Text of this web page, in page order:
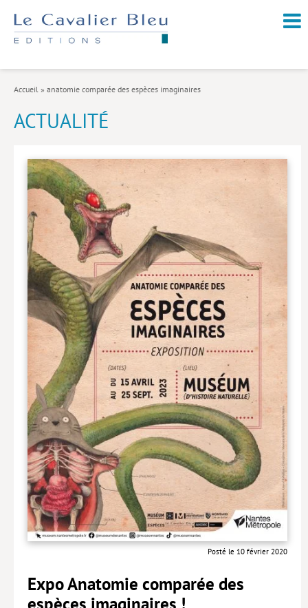
Histoire
Nature et environnement
Religions
Santé et médecine
Sciences
Livres poche
Index général des titres
>> Livres numériques <<
COLLECTIONS
Comment je suis devenu
Convergences
eDDen
Espèces
Figure[s] de…
Idées Reçues
Accueil » anatomie comparée des espèces imaginaires
ACTUALITÉ
Posté le 10 février 2020
Expo Anatomie comparée des